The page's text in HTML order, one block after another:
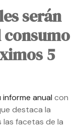
serán
consumo
5
anual con
destaca la
facetas de la